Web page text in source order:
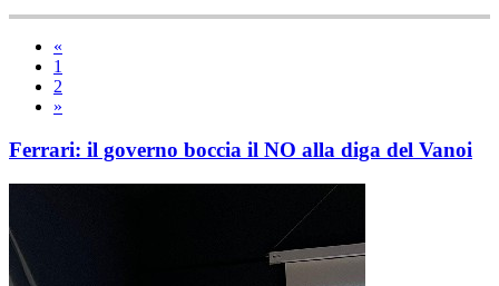
«
1
2
»
Ferrari: il governo boccia il NO alla diga del Vanoi